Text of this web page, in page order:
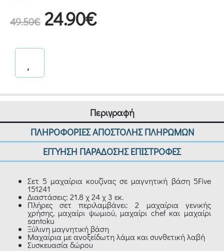
49.50€ 24.90€
Περιγραφή
ΠΛΗΡΟΦΟΡΙΕΣ ΑΠΟΣΤΟΛΗΣ ΠΛΗΡΩΜΩΝ
ΕΓΓΥΗΣΗ ΠΑΡΑΔΟΣΗΣ ΕΠΙΣΤΡΟΦΕΣ
Σετ 5 μαχαίρια κουζίνας σε μαγνητική βάση 5Five
151241
Διαστάσεις: 21.8 χ 24 χ 3 εκ.
Πλήρες σετ περιλαμβάνει: 2 μαχαίρια γενικής
χρήσης, μαχαίρι ψωμιού, μαχαίρι chef και μαχαίρι
santoku
Ξύλινη μαγνητική βάση
Μαχαίρια με ανοξείδωτη λάμα και συνθετική λαβή
Συσκευασία δώρου